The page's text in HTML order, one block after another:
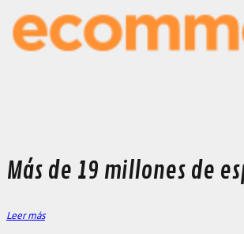
Más de 19 millones de
Leer más